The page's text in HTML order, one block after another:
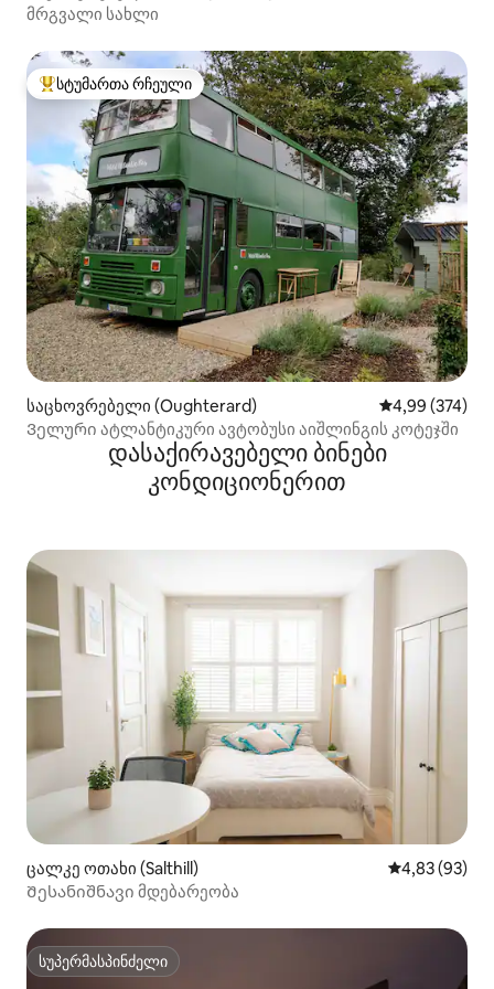
მრგვალი სახლი
სტუმართა რჩეული მოწინავე ვარიანტი
სტუმართა რჩეული
საცხოვრებელი (Oughterard) საშუალო
4,99 (374)
Ველური ატლანტიკური ავტობუსი აიშლინგის კოტეჯში
დასაქირავებელი ბინები
კონდიციონერით
ცალკე ოთახი (Salthill) საშუალო
4,83 (93)
Შესანიშნავი მდებარეობა
სუპერმასპინძელი
სუპერმასპინძელი